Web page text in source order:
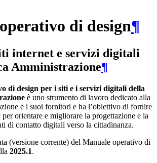
di design¶
internet e servizi digitali
Amministrazione¶
di design per i siti e i servizi digitali della
è uno strumento di lavoro dedicato alla
e i suoi fornitori e ha l’obiettivo di fornire
orientare e migliorare la progettazione e la
di contatto digitali verso la cittadinanza.
(versione corrente) del Manuale operativo di
2025.1.